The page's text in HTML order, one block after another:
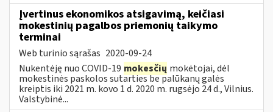
Įvertinus ekonomikos atsigavimą, keičiasi
mokestinių pagalbos priemonių taikymo
terminai
Web turinio sąrašas 2020-09-24
Nukentėję nuo COVID-19 mokesčių mokėtojai, dėl
mokestinės paskolos sutarties be palūkanų galės
kreiptis iki 2021 m. kovo 1 d. 2020 m. rugsėjo 24 d., Vilnius.
Valstybinė...